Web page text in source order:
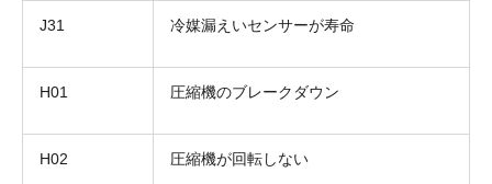
J31 冷媒漏えいセンサーが寿命
H01 圧縮機のブレークダウン
H02 圧縮機が回転しない